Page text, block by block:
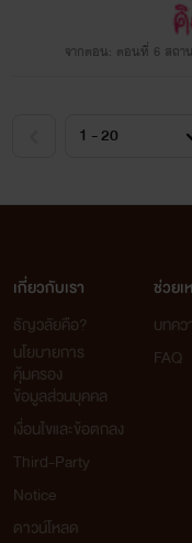
จากตอน: ตอนที่ 6 สถา
เกี่ยวกับเรา
ธัญวลัยคือ?
นโยบายการ
คุ้มครอง
ข้อมูลส่วนบุคคล
เงื่อนไขและข้อตกลง
Third-Party
Notice
ดาวน์โหลด
ช่วยเ
บทคว
FAQ